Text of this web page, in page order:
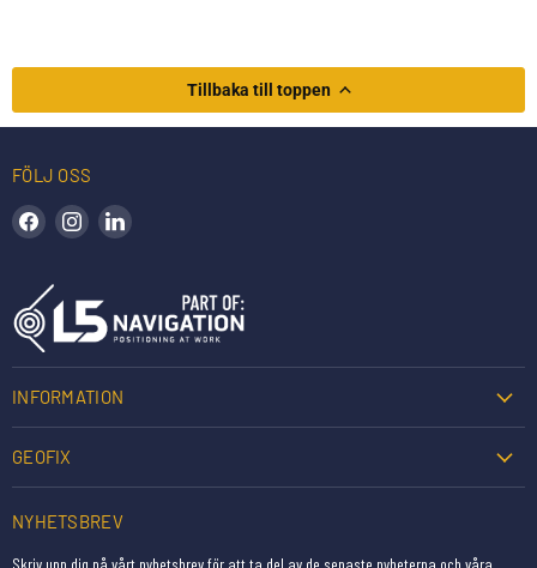
Tillbaka till toppen
FÖLJ OSS
Hitta oss på Facebook
Hitta oss på Instagram
INFORMATION
GEOFIX
NYHETSBREV